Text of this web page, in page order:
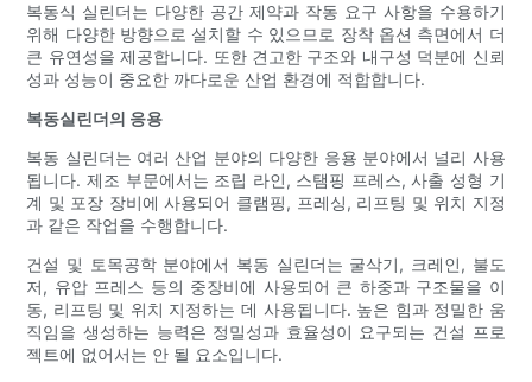
복동식 실린더는 다양한 공간 제약과 작동 요구 사항을 수용하기
위해 다양한 방향으로 설치할 수 있으므로 장착 옵션 측면에서 더
큰 유연성을 제공합니다. 또한 견고한 구조와 내구성 덕분에 신뢰
성과 성능이 중요한 까다로운 산업 환경에 적합합니다.
복동실린더의 응용
복동 실린더는 여러 산업 분야의 다양한 응용 분야에서 널리 사용
됩니다. 제조 부문에서는 조립 라인, 스탬핑 프레스, 사출 성형 기
계 및 포장 장비에 사용되어 클램핑, 프레싱, 리프팅 및 위치 지정
과 같은 작업을 수행합니다.
건설 및 토목공학 분야에서 복동 실린더는 굴삭기, 크레인, 불도
저, 유압 프레스 등의 중장비에 사용되어 큰 하중과 구조물을 이
동, 리프팅 및 위치 지정하는 데 사용됩니다. 높은 힘과 정밀한 움
직임을 생성하는 능력은 정밀성과 효율성이 요구되는 건설 프로
젝트에 없어서는 안 될 요소입니다.